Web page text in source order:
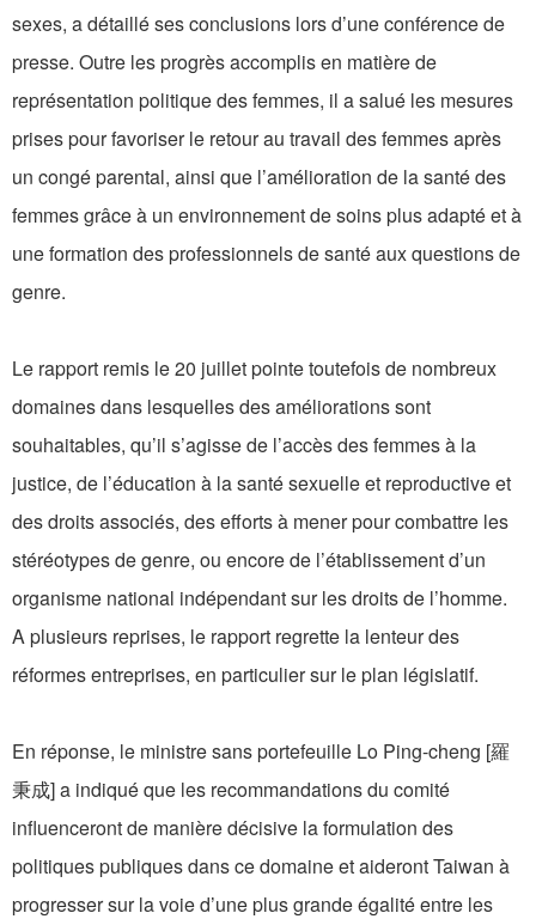
sexes, a détaillé ses conclusions lors d’une conférence de
presse. Outre les progrès accomplis en matière de
représentation politique des femmes, il a salué les mesures
prises pour favoriser le retour au travail des femmes après
un congé parental, ainsi que l’amélioration de la santé des
femmes grâce à un environnement de soins plus adapté et à
une formation des professionnels de santé aux questions de
genre.
Le rapport remis le 20 juillet pointe toutefois de nombreux
domaines dans lesquelles des améliorations sont
souhaitables, qu’il s’agisse de l’accès des femmes à la
justice, de l’éducation à la santé sexuelle et reproductive et
des droits associés, des efforts à mener pour combattre les
stéréotypes de genre, ou encore de l’établissement d’un
organisme national indépendant sur les droits de l’homme.
A plusieurs reprises, le rapport regrette la lenteur des
réformes entreprises, en particulier sur le plan législatif.
En réponse, le ministre sans portefeuille Lo Ping-cheng [羅
秉成] a indiqué que les recommandations du comité
influenceront de manière décisive la formulation des
politiques publiques dans ce domaine et aideront Taiwan à
progresser sur la voie d’une plus grande égalité entre les